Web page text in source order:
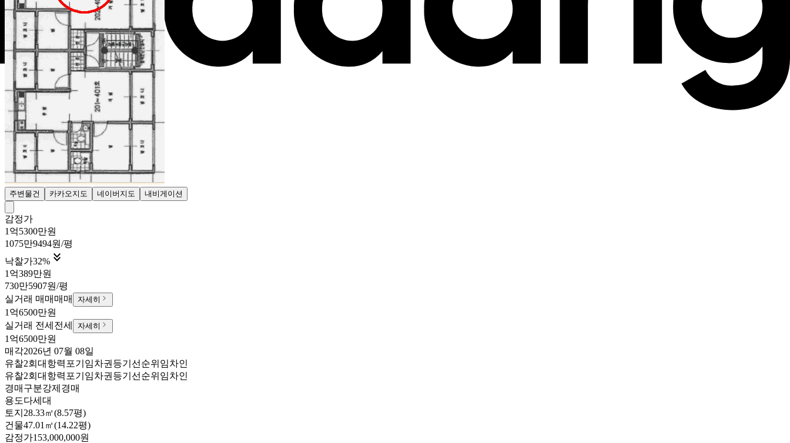
주변물건 카카오지도 네이버지도 내비게이션
감정가
1억5300만원
1075만9494원/평
낙찰가32% 
1억389만원
730만5907원/평
실거래 매매 매매 자세히
1억6500만원
실거래 전세 전세 자세히
1억6500만원
매각2026년 07월 08일
유찰2회 대항력포기 임차권등기 선순위임차인
유찰2회 대항력포기 임차권등기 선순위임차인
경매구분강제경매
용도다세대
토지 28.33㎡(8.57평)
건물47.01㎡(14.22평)
감정가153,000,000원